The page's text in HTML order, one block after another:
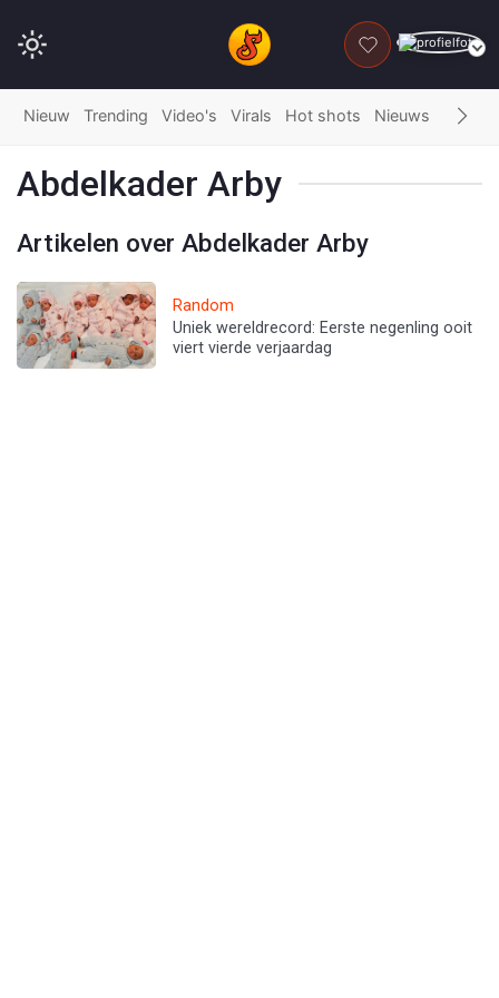
DONEER
Nieuw Trending Video's Virals Hot shots Nieuws Fails
Abdelkader Arby
Artikelen over Abdelkader Arby
Random
Uniek wereldrecord: Eerste negenling ooit
viert vierde verjaardag